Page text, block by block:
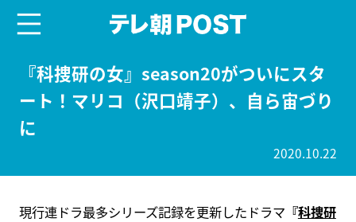
『科捜研の女』season20がついにスタ
ート！マリコ（沢口靖子）、自ら宙づり
に
2020.10.22
現行連ドラ最多シリーズ記録を更新したドラマ 『科捜研